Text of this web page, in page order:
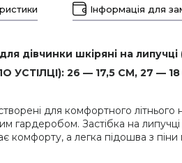
Інформація для
дівчинки шкіряні на
УСТІЛЦІ): 26 — 17,5 СМ, 27 —
для комфортного
гардеробом. Застібка на
комфорту, а легка підошва з